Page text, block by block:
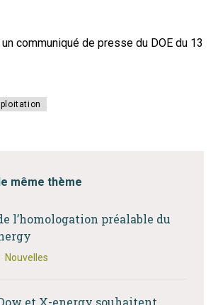
communiqué de presse du DOE du 13
même thème
l’homologation préalable du
Nouvelles
et X-energy souhaitent